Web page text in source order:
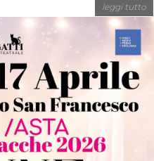
leggi tutto